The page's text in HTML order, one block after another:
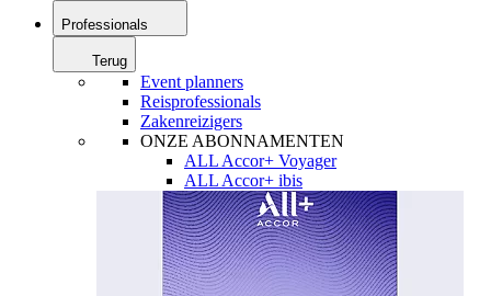
Professionals
Terug
Event planners
Reisprofessionals
Zakenreizigers
ONZE ABONNAMENTEN
ALL Accor+ Voyager
ALL Accor+ ibis